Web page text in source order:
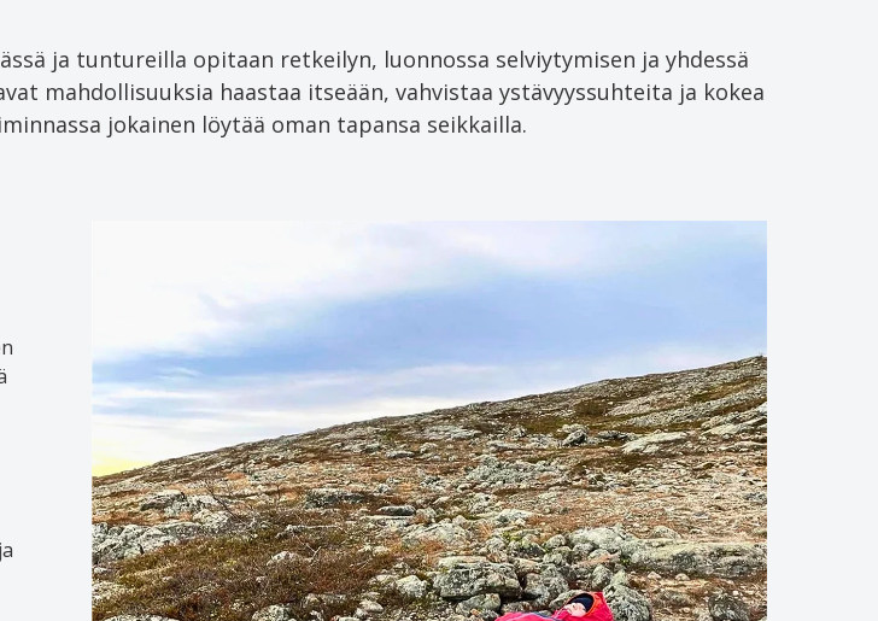
ja tuntureilla opitaan retkeilyn, luonnossa selviytymisen ja yhdessä
mahdollisuuksia haastaa itseään, vahvistaa ystävyyssuhteita ja kokea
jokainen löytää oman tapansa seikkailla.